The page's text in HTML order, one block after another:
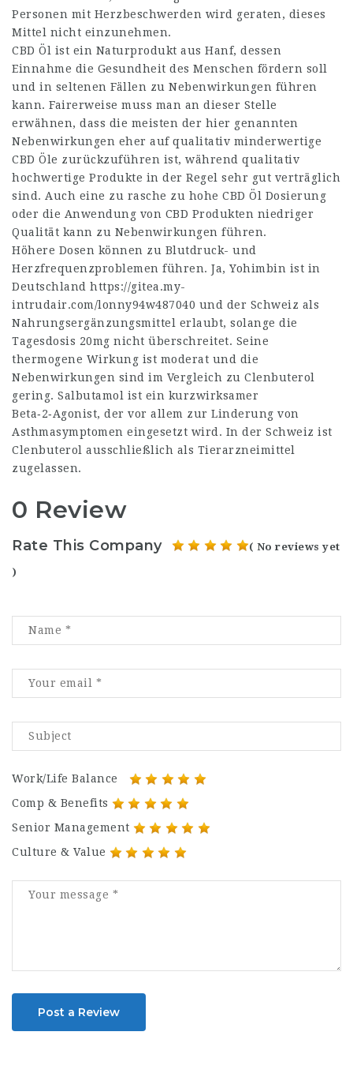
Personen mit Herzbeschwerden wird geraten, dieses
Mittel nicht einzunehmen.
CBD Öl ist ein Naturprodukt aus Hanf, dessen
Einnahme die Gesundheit des Menschen fördern soll
und in seltenen Fällen zu Nebenwirkungen führen
kann. Fairerweise muss man an dieser Stelle
erwähnen, dass die meisten der hier genannten
Nebenwirkungen eher auf qualitativ minderwertige
CBD Öle zurückzuführen ist, während qualitativ
hochwertige Produkte in der Regel sehr gut verträglich
sind. Auch eine zu rasche zu hohe CBD Öl Dosierung
oder die Anwendung von CBD Produkten niedriger
Qualität kann zu Nebenwirkungen führen.
Höhere Dosen können zu Blutdruck- und
Herzfrequenzproblemen führen. Ja, Yohimbin ist in
Deutschland https://gitea.my-
intrudair.com/lonny94w487040 und der Schweiz als
Nahrungsergänzungsmittel erlaubt, solange die
Tagesdosis 20mg nicht überschreitet. Seine
thermogene Wirkung ist moderat und die
Nebenwirkungen sind im Vergleich zu Clenbuterol
gering. Salbutamol ist ein kurzwirksamer
Beta‑2‑Agonist, der vor allem zur Linderung von
Asthmasymptomen eingesetzt wird. In der Schweiz ist
Clenbuterol ausschließlich als Tierarzneimittel
zugelassen.
0 Review
Rate This Company ( No reviews yet
)
Work/Life Balance
Comp & Benefits
Senior Management
Culture & Value
Post a Review